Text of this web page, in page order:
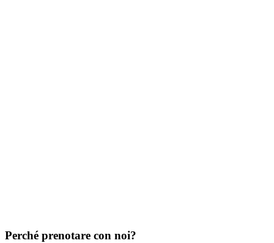
Perché prenotare con noi?